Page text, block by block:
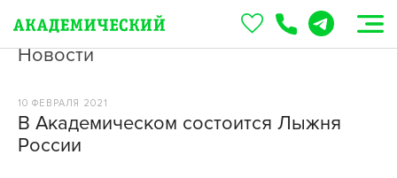
Новости
10 ФЕВРАЛЯ 2021
В Академическом состоится Лыжня
России